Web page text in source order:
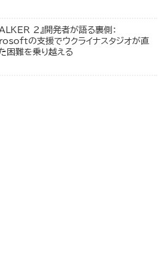
2』開発者が語る裏側：
の支援でウクライナスタジオが直
困難を乗り越える